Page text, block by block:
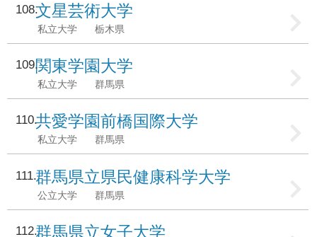
108文星芸術大学
私立大学 栃木県
109関東学園大学
私立大学 群馬県
110共愛学園前橋国際大学
私立大学 群馬県
111群馬県立県民健康科学大学
公立大学 群馬県
112群馬県立女子大学